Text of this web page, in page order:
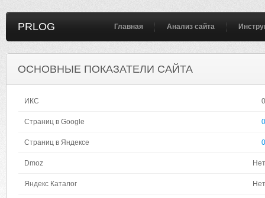
PRLOG Главная Анализ сайта
ОСНОВНЫЕ ПОКАЗАТЕЛИ САЙТА
ИКС 0
Страниц в Google 0
Страниц в Яндексе 0
Dmoz Нет
Яндекс Каталог Нет